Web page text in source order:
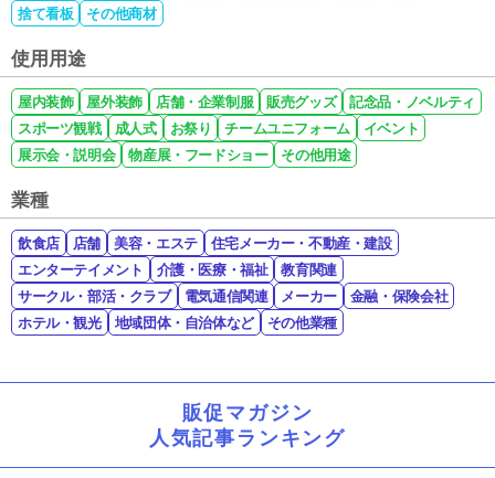
捨て看板
その他商材
使用用途
屋内装飾 屋外装飾 店舗・企業制服 販売グッズ
記念品・ノベルティ
スポーツ観戦
成人式 お祭り チームユニフォーム
イベント
展示会・説明会
物産展・フードショー その他用途
業種
飲食店 店舗 美容・エステ
住宅メーカー・不動産・建設
エンターテイメント
介護・医療・福祉
教育関連
サークル・部活・クラブ
電気通信関連 メーカー
金融・保険会社
ホテル・観光
地域団体・自治体など その他業種
販促マガジン
人気記事ランキング